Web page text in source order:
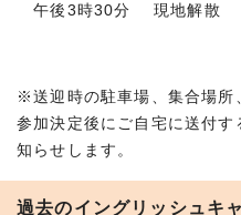
午後3時30分 現地解散
※送迎時の駐車場、集合場所
参加決定後にご自宅に送付
知らせします。
過去のイングリッシュキ